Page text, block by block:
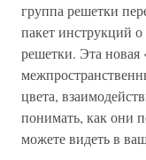
группа решетки
пакет инструкций
решетки. Эта новая
цвета,
понимать, как они
можете видеть в